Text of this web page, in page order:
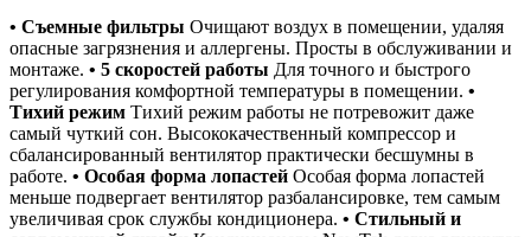
• Съемные фильтры Очищают воздух в помещении, удаляя
опасные загрязнения и аллергены. Просты в обслуживании и
монтаже. • 5 скоростей работы Для точного и быстрого
регулирования комфортной температуры в помещении. •
Тихий режим Тихий режим работы не потревожит даже
самый чуткий сон. Высококачественный компрессор и
сбалансированный вентилятор практически бесшумны в
работе. • Особая форма лопастей Особая форма лопастей
меньше подвергает вентилятор разбалансировке, тем самым
увеличивая срок службы кондиционера. • Стильный и